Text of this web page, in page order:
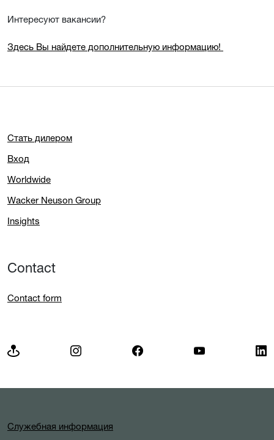
Интересуют вакансии?
Здесь Вы найдете дополнительную информацию!
Стать дилером
Вход
Worldwide
Wacker Neuson Group
Insights
Contact
Contact form
Служебная информация